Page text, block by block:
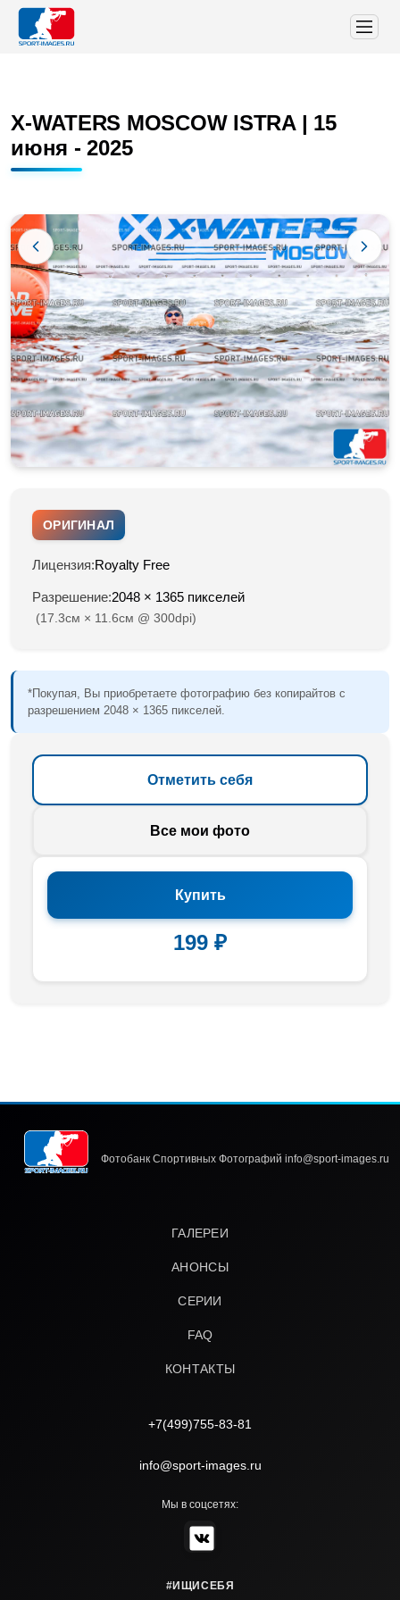
X-WATERS MOSCOW ISTRA | 15
июня - 2025
ОРИГИНАЛ
Лицензия:Royalty Free
Разрешение:2048 × 1365 пикселей
(17.3см × 11.6см @ 300dpi)
*Покупая, Вы приобретаете фотографию без копирайтов с
разрешением 2048 × 1365 пикселей.
Отметить себя
Все мои фото
Купить
199 ₽
Фотобанк Спортивных Фотографий info@sport-images.ru
ГАЛЕРЕИ
АНОНСЫ
СЕРИИ
FAQ
КОНТАКТЫ
+7(499)755-83-81
info@sport-images.ru
Мы в соцсетях:
#ИЩИСЕБЯ